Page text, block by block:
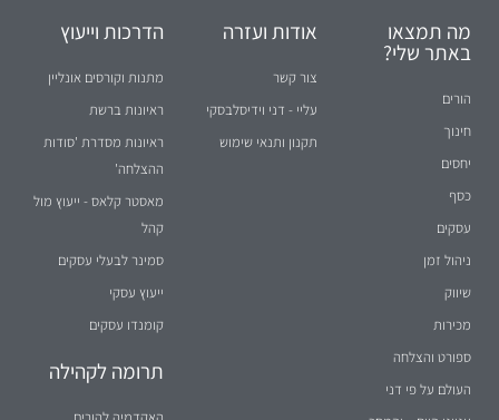
מה תמצאו
באתר שלי?
הורים
חינוך
יחסים
כסף
עסקים
ניהול זמן
שיווק
מכירות
ספורט והצלחה
העולם על פי דני
אודות ועזרה
צור קשר
עליי - דני וידיסלבסקי
תקנון ותנאי שימוש
הדרכות וייעוץ
מתנות וקורסים אונליין
ראיונות ברשת
ראיונות מסדרת 'סודות
ההצלחה'
מאסטר קלאס - ייעוץ מול
קהל
סמינר לבעלי עסקים
ייעוץ עסקי
קומנדו עסקים
תרומה לקהילה